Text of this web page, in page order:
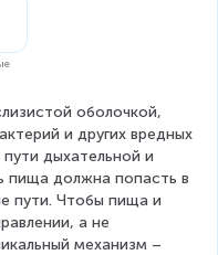
оболочкой,
и других вредных
дыхательной и
пища должна попасть в
пути. Чтобы пища и
а не
механизм –